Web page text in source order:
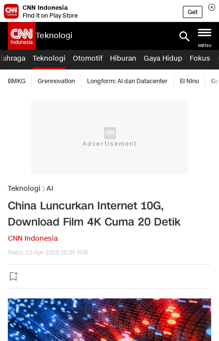
CNN Indonesia
Find it on Play Store
Get
Teknologi
MENU
Teknologi Otomotif Hiburan Gaya Hidup Fokus
BMKG Grennovation Longform: AI dan Datacenter El Nino
Teknologi AI
China Luncurkan Internet 10G,
Download Film 4K Cuma 20 Detik
CNN Indonesia
Rabu, 23 Apr 2025 16:30 WIB